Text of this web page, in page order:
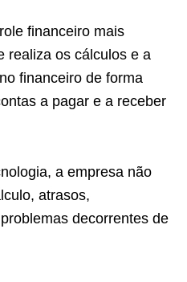
financeiro mais
realiza os cálculos e a
financeiro de forma
a pagar e a receber
a empresa não
atrasos,
decorrentes de